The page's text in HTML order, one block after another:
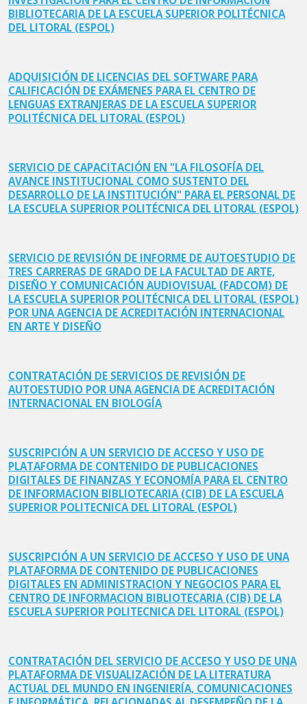
BIBLIOTECARIA DE LA ESCUELA SUPERIOR POLITÉCNICA
DEL LITORAL (ESPOL)
ADQUISICIÓN DE LICENCIAS DEL SOFTWARE PARA
CALIFICACIÓN DE EXÁMENES PARA EL CENTRO DE
LENGUAS EXTRANJERAS DE LA ESCUELA SUPERIOR
POLITÉCNICA DEL LITORAL (ESPOL)
SERVICIO DE CAPACITACIÓN EN "LA FILOSOFÍA DEL
AVANCE INSTITUCIONAL COMO SUSTENTO DEL
DESARROLLO DE LA INSTITUCIÓN" PARA EL PERSONAL DE
LA ESCUELA SUPERIOR POLITÉCNICA DEL LITORAL (ESPOL)
SERVICIO DE REVISIÓN DE INFORME DE AUTOESTUDIO DE
TRES CARRERAS DE GRADO DE LA FACULTAD DE ARTE,
DISEÑO Y COMUNICACIÓN AUDIOVISUAL (FADCOM) DE
LA ESCUELA SUPERIOR POLITÉCNICA DEL LITORAL (ESPOL)
POR UNA AGENCIA DE ACREDITACIÓN INTERNACIONAL
EN ARTE Y DISEÑO
CONTRATACIÓN DE SERVICIOS DE REVISIÓN DE
AUTOESTUDIO POR UNA AGENCIA DE ACREDITACIÓN
INTERNACIONAL EN BIOLOGÍA
SUSCRIPCIÓN A UN SERVICIO DE ACCESO Y USO DE
PLATAFORMA DE CONTENIDO DE PUBLICACIONES
DIGITALES DE FINANZAS Y ECONOMÍA PARA EL CENTRO
DE INFORMACION BIBLIOTECARIA (CIB) DE LA ESCUELA
SUPERIOR POLITECNICA DEL LITORAL (ESPOL)
SUSCRIPCIÓN A UN SERVICIO DE ACCESO Y USO DE UNA
PLATAFORMA DE CONTENIDO DE PUBLICACIONES
DIGITALES EN ADMINISTRACION Y NEGOCIOS PARA EL
CENTRO DE INFORMACION BIBLIOTECARIA (CIB) DE LA
ESCUELA SUPERIOR POLITECNICA DEL LITORAL (ESPOL)
CONTRATACIÓN DEL SERVICIO DE ACCESO Y USO DE UNA
PLATAFORMA DE VISUALIZACIÓN DE LA LITERATURA
ACTUAL DEL MUNDO EN INGENIERÍA, COMUNICACIONES